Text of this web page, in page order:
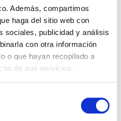
Además, compartimos
haga del sitio web con
sociales, publicidad y análisis
con otra información
o que hayan recopilado a
de sus servicios.
WhatsApp
Email Print